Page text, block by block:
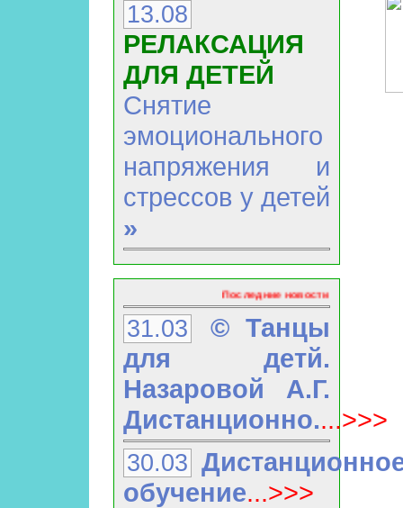
13.08
РЕЛАКСАЦИЯ
ДЛЯ ДЕТЕЙ
Снятие
эмоционального
напряжения и
стрессов у детей
»
Последние новости
31.03
© Танцы
для детй.
Назаровой А.Г.
Дистанционно....>>>
30.03
обучение...>>>